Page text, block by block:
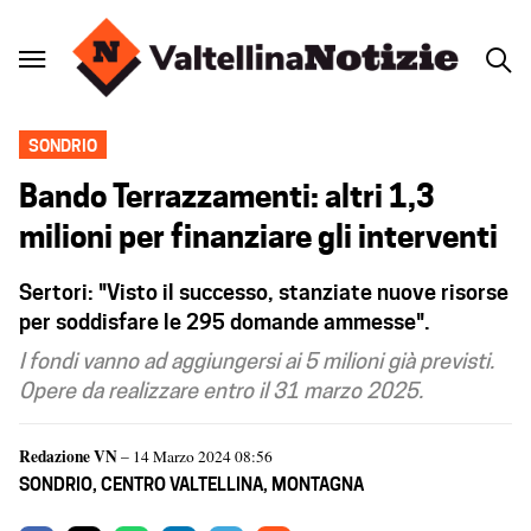
SONDRIO
Bando Terrazzamenti: altri 1,3
milioni per finanziare gli interventi
Sertori: "Visto il successo, stanziate nuove risorse
per soddisfare le 295 domande ammesse".
I fondi vanno ad aggiungersi ai 5 milioni già previsti.
Opere da realizzare entro il 31 marzo 2025.
Redazione VN– 14 Marzo 2024 08:56
SONDRIO, CENTRO VALTELLINA, MONTAGNA